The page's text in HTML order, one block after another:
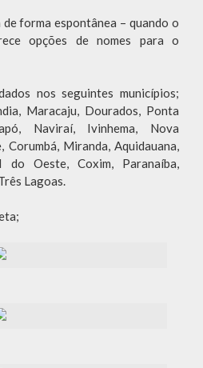
forma espontânea – quando o
opções de nomes para o
nos seguintes municípios;
Maracaju, Dourados, Ponta
Naviraí, Ivinhema, Nova
Corumbá, Miranda, Aquidauana,
do Oeste, Coxim, Paranaíba,
Lagoas.